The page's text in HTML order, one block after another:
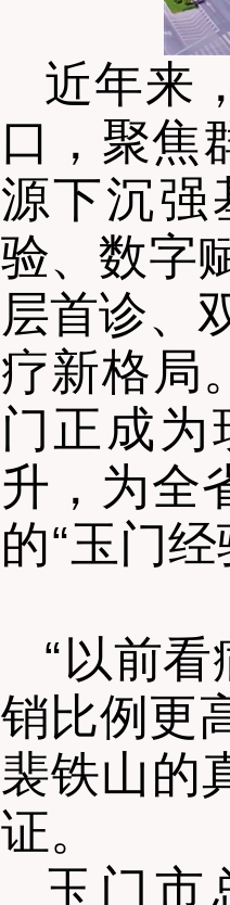
近年来
口，聚焦
源下沉强
验、数字
层首诊、
疗新格局
门正成
升，为全
的“玉门经
“以前
销比例更
裴铁山的
证。
玉门市